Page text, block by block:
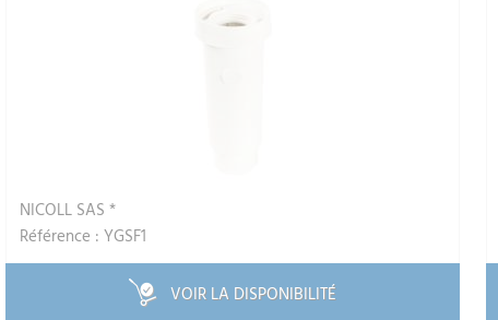
NICOLL SAS *
Référence : YGSF1
VOIR LA DISPONIBILITÉ